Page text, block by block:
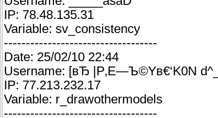
IP: 78.48.135.31
Variable: sv_consistency
-----------------------------------
Date: 25/02/10 22:44
Username: [вЂ |Р‚Е—Ъ©Yв€‘K0N
IP: 77.213.232.17
Variable: r_drawothermodels
-----------------------------------